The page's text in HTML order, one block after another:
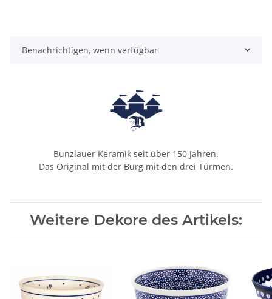
Benachrichtigen, wenn verfügbar
Bunzlauer Keramik seit über 150 Jahren.
Das Original mit der Burg mit den drei Türmen.
Weitere Dekore des Artikels: